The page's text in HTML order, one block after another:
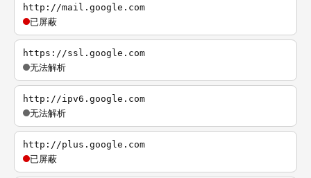
http://mail.google.com
已屏蔽
https://ssl.google.com
无法解析
http://ipv6.google.com
无法解析
http://plus.google.com
已屏蔽